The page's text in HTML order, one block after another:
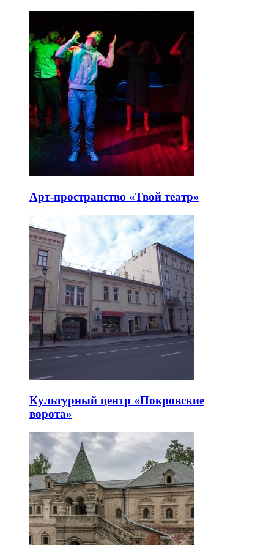
Арт-пространство «Твой театр»
Культурный центр «Покровские
ворота»